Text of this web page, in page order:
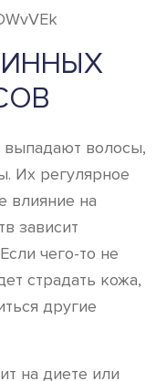
выпадают волосы,
Их регулярное
влияние на
зависит
чего-то не
страдать кожа,
другие
на диете или